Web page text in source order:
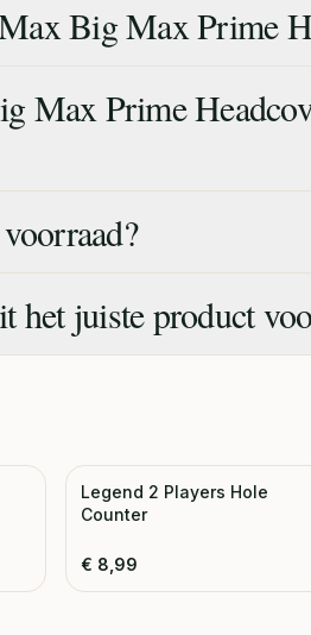
Big Max Prime
Max Prime
het juiste product
Legend 2 Players Hole
Counter
€ 8,99